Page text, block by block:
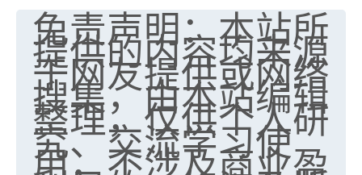
免责声明：本站所
提供的内容均来源
于网友提供或网络
搜集，由本站编辑
整理，仅供个人研
究、交流学习使
用，不涉及商业盈
老师做不做超度法事？我想给我奶奶做超度，她今年
刚去世了。
七零老顽童：我母亲前年离世，刚开始我经常
做梦梦见她，后来也是朋友介绍，找到慧来老
师，安排了超度法事，做梦再也没有梦到过
了，一开始是半信半疑的，图个心安，给亡母
超度，现在看来，人不信也不行。